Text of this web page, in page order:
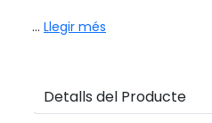
... Llegir més
Detalls del Producte